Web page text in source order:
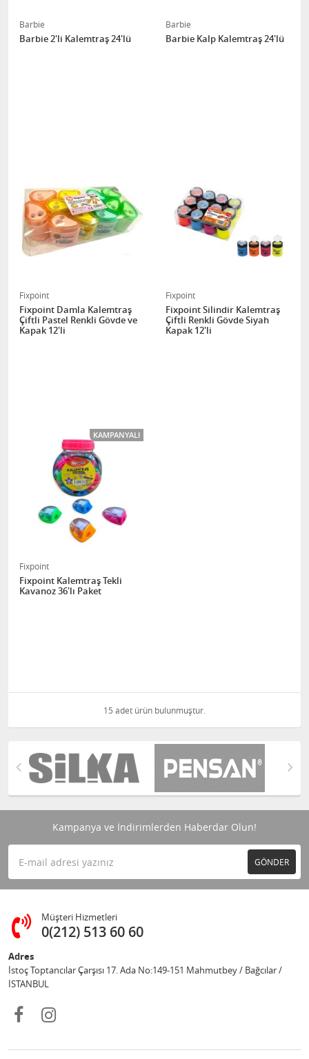
Barbie
Barbie 2'li Kalemtraş 24'lü
Barbie
Barbie Kalp Kalemtraş 24'lü
Fixpoint
Fixpoint Damla Kalemtraş
Çiftli Pastel Renkli Gövde ve
Kapak 12'li
Fixpoint
Fixpoint Silindir Kalemtraş
Çiftli Renkli Gövde Siyah
Kapak 12'li
KAMPANYALI
Fixpoint
Fixpoint Kalemtraş Tekli
Kavanoz 36'lı Paket
15 adet ürün bulunmuştur.
Kampanya ve İndirimlerden Haberdar Olun!
GÖNDER
Müşteri Hizmetleri
0(212) 513 60 60
Adres
İstoç Toptancılar Çarşısı 17. Ada No:149-151 Mahmutbey / Bağcılar /
İSTANBUL